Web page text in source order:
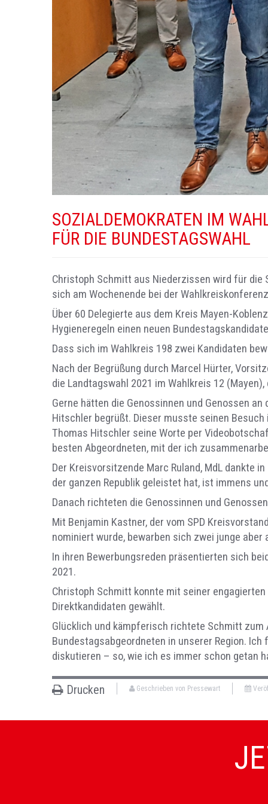
SOZIALDEMOKRATEN IM
FÜR DIE BUNDESTAGSWAHL
Christoph Schmitt aus Niederzissen wird für die
sich am Wochenende bei der
Über 60 Delegierte aus dem Kreis Mayen-
Hygieneregeln einen neuen
Dass sich im Wahlkreis 198 zwei Kandidaten
Nach der Begrüßung durch Marcel Hürter,
die Landtagswahl 2021 im Wahlkreis 12
Gerne hätten die Genossinnen und Genossen
Hitschler begrüßt. Dieser musste seinen
Thomas Hitschler seine Worte per
besten Abgeordneten, mit der ich
Der Kreisvorsitzende Marc Ruland, MdL dankte
der ganzen Republik geleistet hat, ist immens
Danach richteten die Genossinnen und
Mit Benjamin Kastner, der vom SPD
nominiert wurde, bewarben sich zwei junge
In ihren Bewerbungsreden präsentierten sich
2021.
Christoph Schmitt konnte mit seiner
Direktkandidaten gewählt.
Glücklich und kämpferisch richtete Schmitt zum
Bundestagsabgeordneten in unserer Region.
diskutieren – so, wie ich es immer schon getan
Drucken Geschrieben von Pressewart